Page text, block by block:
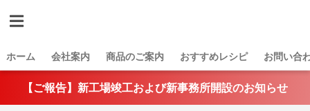
ホーム 会社案内 商品のご案内 おすすめレシピ お問い合
【ご報告】新工場竣工および新事務所開設のお知らせ